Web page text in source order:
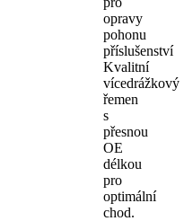
opravy
pohonu
příslušenství
Kvalitní
vícedrážkový
řemen
s
přesnou
OE
délkou
pro
optimální
chod.